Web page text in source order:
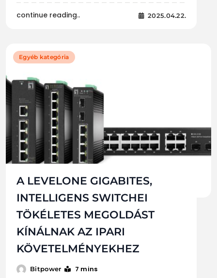
continue reading.. 2025.04.22.
Egyéb kategória
A LEVELONE GIGABITES,
INTELLIGENS SWITCHEI
TÖKÉLETES MEGOLDÁST
KÍNÁLNAK AZ IPARI
KÖVETELMÉNYEKHEZ
Bitpower 7 mins